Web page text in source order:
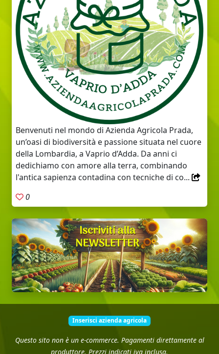
Benvenuti nel mondo di Azienda Agricola Prada,
un’oasi di biodiversità e passione situata nel cuore
della Lombardia, a Vaprio d’Adda. Da anni ci
dedichiamo con amore alla terra, combinando
l'antica sapienza contadina con tecniche di co...
0
Inserisci azienda agricola
Questo sito non è un e-commerce. Pagamenti direttamente al
produttore. Prezzi indicati iva inclusa.